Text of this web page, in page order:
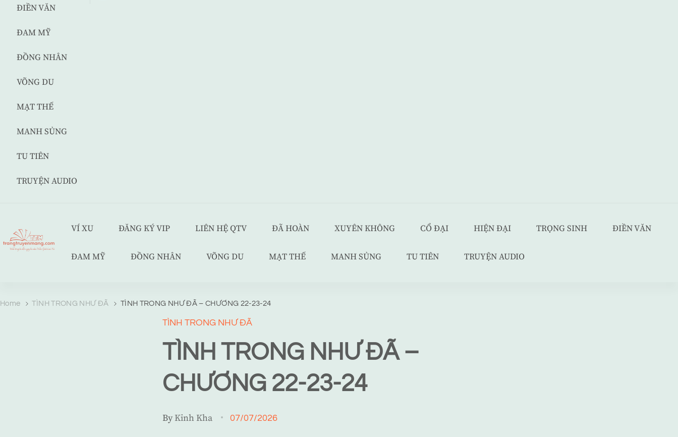
ĐIỀN VĂN
ĐAM MỸ
ĐỒNG NHÂN
VÕNG DU
MẠT THẾ
MANH SỦNG
TU TIÊN
TRUYỆN AUDIO
VÍ XU ĐĂNG KÝ VIP LIÊN HỆ QTV ĐÃ HOÀN XUYÊN KHÔNG CỔ ĐẠI HIỆN ĐẠI TRỌNG SINH ĐIỀN VĂN
ĐAM MỸ ĐỒNG NHÂN VÕNG DU MẠT THẾ MANH SỦNG TU TIÊN TRUYỆN AUDIO
Home TÌNH TRONG NHƯ ĐÃ TÌNH TRONG NHƯ ĐÃ – CHƯƠNG 22-23-24
TÌNH TRONG NHƯ ĐÃ
TÌNH TRONG NHƯ ĐÃ –
CHƯƠNG 22-23-24
By Kinh Kha 07/07/2026